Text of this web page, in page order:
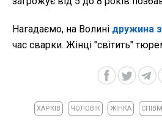
Нагадаємо, на Волині дружина
час сварки. Жінці "світить"
ХАРКІВ ЧОЛОВІК ЖІНКА